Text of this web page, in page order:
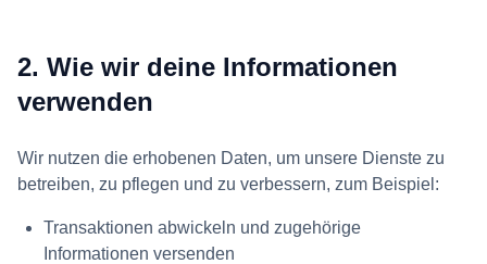
2. Wie wir deine Informationen
verwenden
Wir nutzen die erhobenen Daten, um unsere Dienste zu
betreiben, zu pflegen und zu verbessern, zum Beispiel:
Transaktionen abwickeln und zugehörige
Informationen versenden